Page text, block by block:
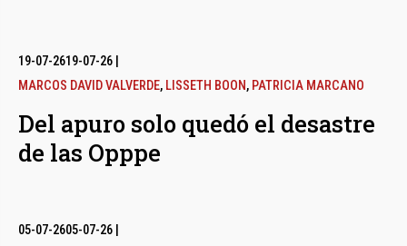
19-07-2619-07-26
MARCOS DAVID VALVERDE, LISSETH BOON, PATRICIA MARCANO
Del apuro solo quedó el desastre
de las Opppe
05-07-2605-07-26